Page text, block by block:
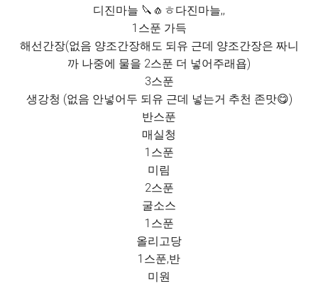
디진마늘 🔪🧄ㅎ다진마늘,,
1스푼 가득
해선간장(없음 양조간장해도 되유 근데 양조간장은 짜니
까 나중에 물을 2스푼 더 넣어주래욥)
3스푼
생강청 (없음 안넣어두 되유 근데 넣는거 추천 존맛😋)
반스푼
매실청
1스푼
미림
2스푼
굴소스
1스푼
올리고당
1스푼,반
미원